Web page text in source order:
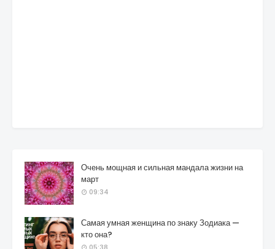
Очень мощная и сильная мандала жизни на
март
09:34
Самая умная женщина по знаку Зодиака —
кто она?